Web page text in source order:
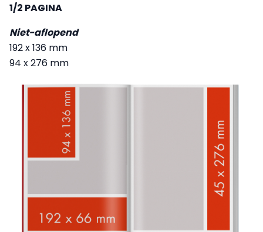
1/2 PAGINA
Niet-aflopend
192 x 136 mm
94 x 276 mm